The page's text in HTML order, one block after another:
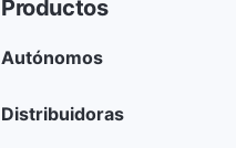
Productos
Autónomos
Distribuidoras